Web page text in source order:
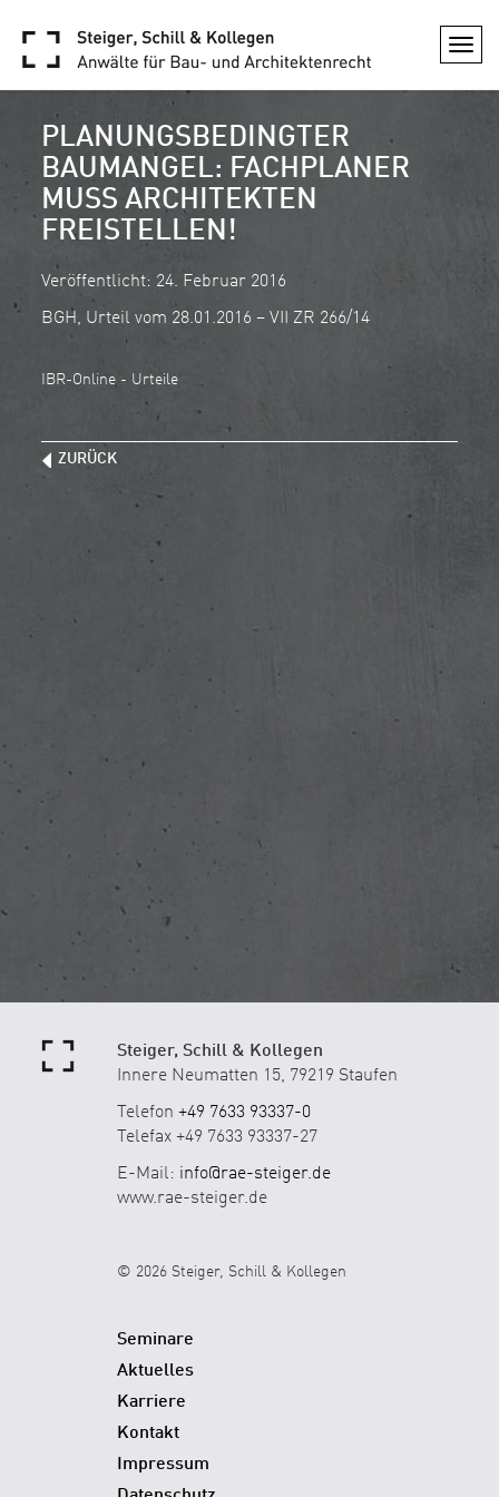
PLANUNGSBEDINGTER
BAUMANGEL: FACHPLANER
MUSS ARCHITEKTEN
FREISTELLEN!
Veröffentlicht: 24. Februar 2016
BGH, Urteil vom 28.01.2016 – VII ZR 266/14
IBR-Online - Urteile
ZURÜCK
Steiger, Schill & Kollegen
Innere Neumatten 15, 79219 Staufen
Telefon +49 7633 93337-0
Telefax +49 7633 93337-27
E-Mail: info@rae-steiger.de
www.rae-steiger.de
© 2026 Steiger, Schill & Kollegen
Seminare
Aktuelles
Karriere
Kontakt
Impressum